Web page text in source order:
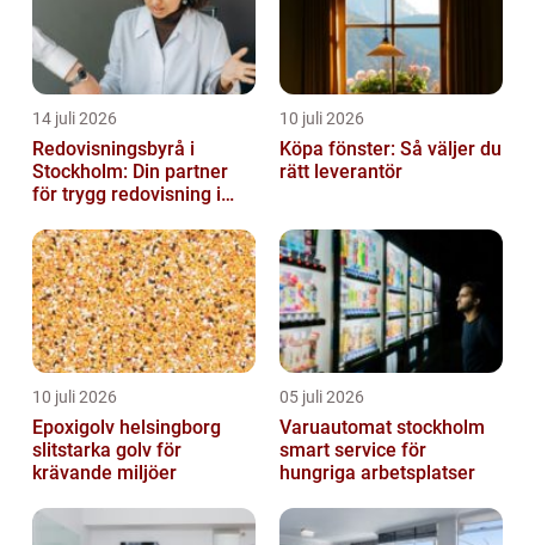
14 juli 2026
Redovisningsbyrå i
Stockholm: Din partner
för trygg redovisning i
10 juli 2026
Köpa fönster: Så väljer du
rätt leverantör
10 juli 2026
Epoxigolv helsingborg
slitstarka golv för
krävande miljöer
05 juli 2026
Varuautomat stockholm
smart service för
hungriga arbetsplatser